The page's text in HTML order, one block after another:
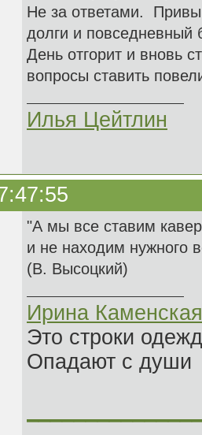
Не за ответами.
долги и повседневный
День отгорит и вновь
вопросы ставить
Илья Цейтлин
"А мы все ставим
и не находим нужного
(В. Высоцкий)
Ирина Каменская
Это строки
Опадают с души